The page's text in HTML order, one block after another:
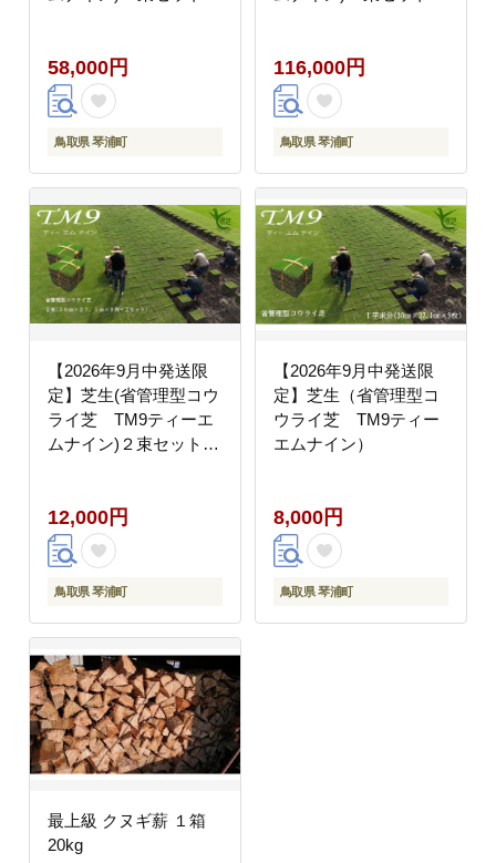
58,000円
鳥取県 琴浦町
116,000円
鳥取県 琴浦町
【2026年9月中発送限
定】芝生(省管理型コウ
ライ芝 TM9ティーエ
ムナイン)２束セット
12,000円
鳥取県 琴浦町
【2026年9月中発送限
定】芝生（省管理型コ
ウライ芝 TM9ティー
エムナイン）
8,000円
鳥取県 琴浦町
最上級 クヌギ薪 １箱
20kg